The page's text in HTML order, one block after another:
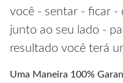
você - sentar - ficar -
junto ao seu lado -
resultado você terá
Uma Maneira 100%